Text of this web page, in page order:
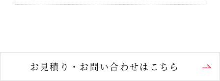
お見積り・お問い合わせはこちら